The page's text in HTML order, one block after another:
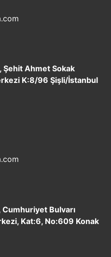
Şehit Ahmet Sokak
K:8/96 Şişli/İstanbul
Cumhuriyet Bulvarı
Kat:6, No:609 Konak